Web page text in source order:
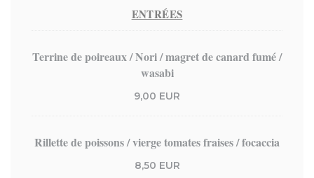
ENTRÉES
Terrine de poireaux / Nori / magret de canard fumé /
wasabi
9,00 EUR
Rillette de poissons / vierge tomates fraises / focaccia
8,50 EUR